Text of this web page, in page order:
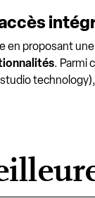
en proposant
. Parmi